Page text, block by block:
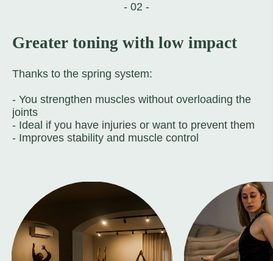
- 02 -
Greater toning with low impact
Thanks to the spring system:
- You strengthen muscles without overloading the
joints
- Ideal if you have injuries or want to prevent them
- Improves stability and muscle control